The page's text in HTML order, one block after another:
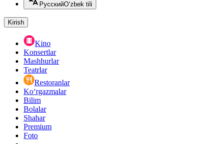
РусскийO‘zbek tili
Kirish
Kino
Konsertlar
Mashhurlar
Teatrlar
Restoranlar
Ko‘rgazmalar
Bilim
Bolalar
Shahar
Premium
Foto